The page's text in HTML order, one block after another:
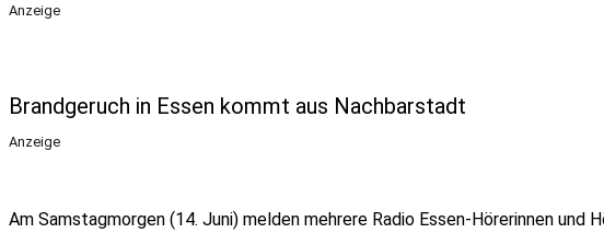
Anzeige
Brandgeruch in Essen kommt aus Nachbarstadt
Anzeige
Am Samstagmorgen (14. Juni) melden mehrere Radio Essen-Hörerinnen und